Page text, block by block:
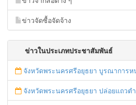
ข่าวจัดซื้อจัดจ้าง
ข่าวในประเภทประชาสัมพันธ์
จังหวัดพระนครศรีอยุธยา บูรณาการหน่วยงานที่เกี่ยวข้อง ลงพื้นที่จัดระเบียบและดำเนินมาตรการตามบทลงโทษสูงสุดกับผู้ประกอบการร้านค้าที่ยังฝ่าฝืนตั้งร้านค้ารุกล้ำเขตพื้นที่ทางหลวง เ
จังหวัดพระนครศรีอยุธยา ปล่อยแถวตำรวจ ทหาร ฝ่ายปกครอง กว่า 100 นาย ตรวจเข้มท่ารถสาธารณะ สถานีขนส่งรถโดยสาร วินรถตู้ และสถานี